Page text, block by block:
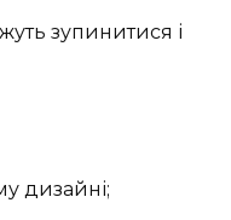
зупинитися і
дизайні;